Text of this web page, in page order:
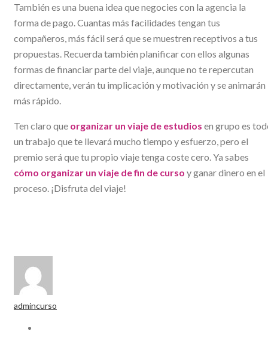
También es una buena idea que negocies con la agencia la
forma de pago. Cuantas más facilidades tengan tus
compañeros, más fácil será que se muestren receptivos a tus
propuestas. Recuerda también planificar con ellos algunas
formas de financiar parte del viaje, aunque no te repercutan
directamente, verán tu implicación y motivación y se animarán
más rápido.
Ten claro que organizar un viaje de estudios en grupo es
un trabajo que te llevará mucho tiempo y esfuerzo, pero el
premio será que tu propio viaje tenga coste cero. Ya sabes
cómo organizar un viaje de fin de curso y ganar dinero en el
proceso. ¡Disfruta del viaje!
admincurso